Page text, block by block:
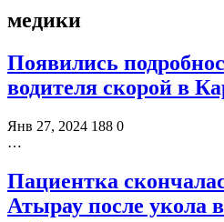
медики
Появились
водителя скорой в
Янв 27, 2024 188 0
…
Пациентка
Атырау после укола